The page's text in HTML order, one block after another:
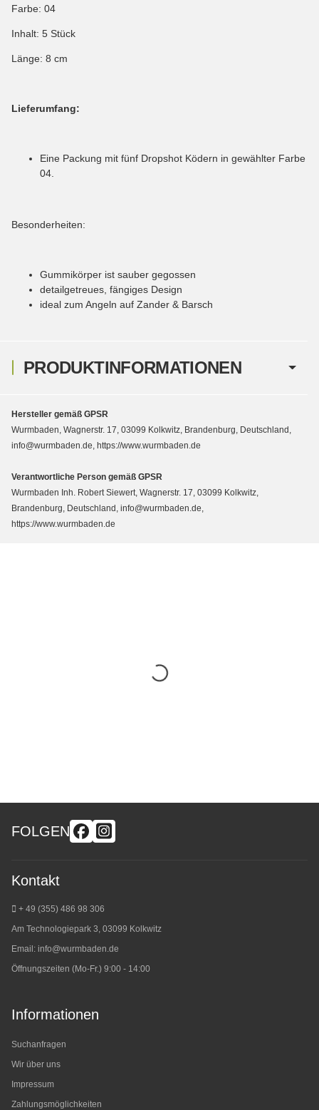
PRODUKTINFORMATIONEN
Farbe: 04
Inhalt: 5 Stück
Länge: 8 cm
Lieferumfang:
Eine Packung mit fünf Dropshot Ködern in gewählter Farbe
04.
Besonderheiten:
Gummikörper ist sauber gegossen
detailgetreues, fängiges Design
ideal zum Angeln auf Zander & Barsch
Hersteller gemäß GPSR
Wurmbaden, Wagnerstr. 17, 03099 Kolkwitz, Brandenburg, Deutschland,
info@wurmbaden.de, https://www.wurmbaden.de
Verantwortliche Person gemäß GPSR
Wurmbaden Inh. Robert Siewert, Wagnerstr. 17, 03099 Kolkwitz,
Brandenburg, Deutschland, info@wurmbaden.de,
https://www.wurmbaden.de
FOLGEN
Kontakt
+ 49 (355) 486 98 306
Am Technologiepark 3, 03099 Kolkwitz
Email: info@wurmbaden.de
Öffnungszeiten (Mo-Fr.) 9:00 - 14:00
Informationen
Suchanfragen
Wir über uns
Impressum
Zahlungsmöglichkeiten